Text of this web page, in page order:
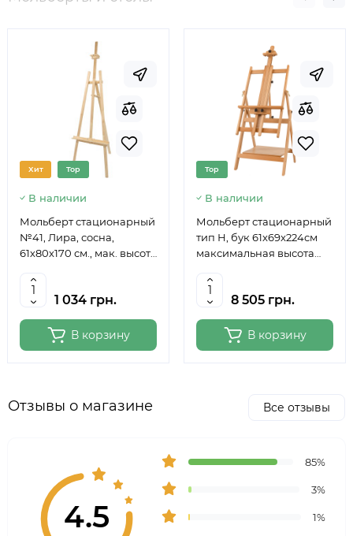
Хит Top
В наличии
Мольберт стационарный
№41, Лира, сосна,
61х80х170 см., мак. высота
Studio
1 034 грн.
В корзину
Top
В наличии
Мольберт стационарный
тип Н, бук 61x69x224см
максимальная высота
6059
8 505 грн.
В корзину
Отзывы о магазине Все отзывы
4.5
85%
3%
1%